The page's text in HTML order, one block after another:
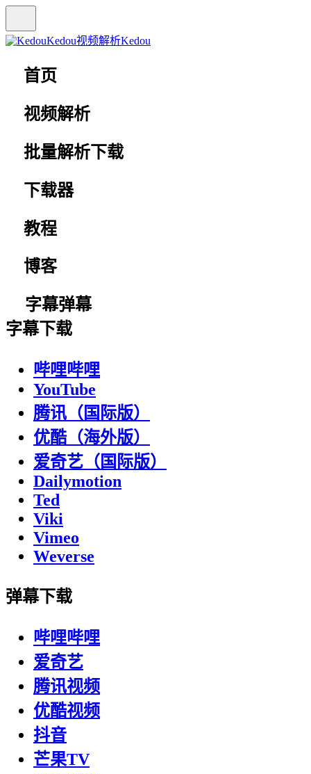
Kedou视频解析Kedou
首页
视频解析
批量解析下载
下载器
教程
博客
字幕弹幕
字幕下载
哔哩哔哩
YouTube
腾讯（国际版）
优酷（海外版）
爱奇艺（国际版）
Dailymotion
Ted
Viki
Vimeo
Weverse
弹幕下载
哔哩哔哩
爱奇艺
腾讯视频
优酷视频
抖音
芒果TV